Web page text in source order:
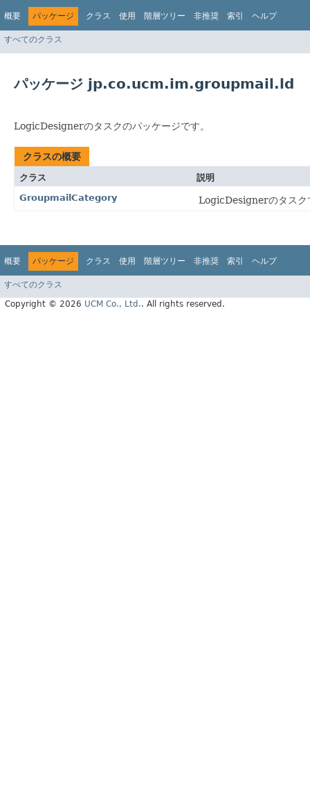
概要 パッケージ クラス 使用 階層ツリー 非推奨 索引 ヘルプ
すべてのクラス
パッケージ jp.co.ucm.im.groupmail.ld
LogicDesignerのタスクのパッケージです。
クラスの概要
クラス
説明
GroupmailCategory
LogicDesignerのタスク
概要 パッケージ クラス 使用 階層ツリー 非推奨 索引 ヘルプ
すべてのクラス
Copyright © 2026 UCM Co., Ltd.. All rights reserved.